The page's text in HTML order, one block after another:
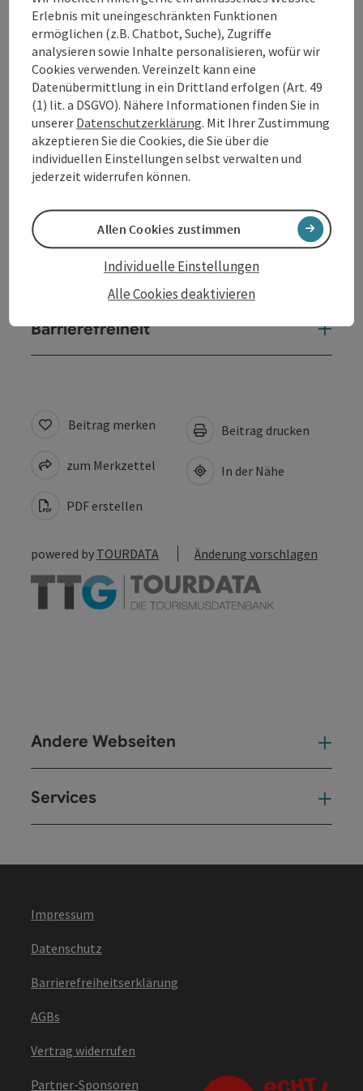
Beschreibung vollständig anzeigen
Kontakt
Öffnungszeiten
Anreise/Lage
Barrierefreiheit
Beitrag merken
zum Merkzettel
PDF erstellen
Beitrag drucken
In der Nähe
powered by TOURDATA Änderung vorschlagen
Andere Webseiten
Services
Impressum
Datenschutz
Barrierefreiheitserklärung
AGBs
Vertrag widerrufen
Partner-Sponsoren
Erlebnis mit uneingeschränkten Funktionen
ermöglichen (z.B. Chatbot, Suche), Zugriffe
analysieren sowie Inhalte personalisieren, wofür wir
Cookies verwenden. Vereinzelt kann eine
Datenübermittlung in ein Drittland erfolgen (Art. 49
(1) lit. a DSGVO). Nähere Informationen finden Sie in
unserer Datenschutzerklärung. Mit Ihrer Zustimmung
akzeptieren Sie die Cookies, die Sie über die
individuellen Einstellungen selbst verwalten und
jederzeit widerrufen können.
Alle Cookies deaktivieren
Individuelle Einstellungen
Allen Cookies zustimmen